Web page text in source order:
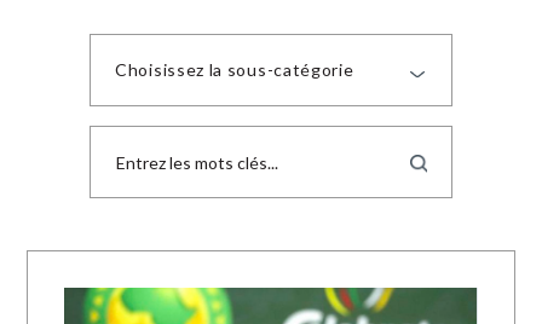
Choisissez la sous-catégorie